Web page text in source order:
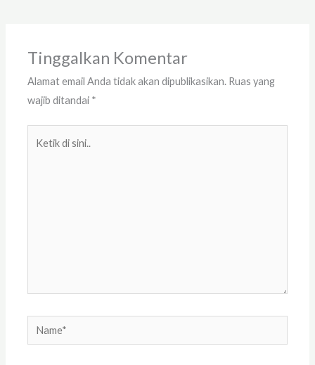
Tinggalkan Komentar
Alamat email Anda tidak akan dipublikasikan. Ruas yang
wajib ditandai *
Name*